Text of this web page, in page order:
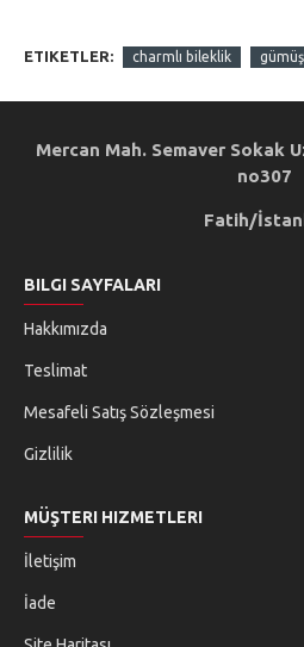
ETIKETLER: charmlı bileklik gümüş
Mercan Mah. Semaver Sokak
no307
Fatih/
BILGI SAYFALARI
Hakkımızda
Teslimat
Mesafeli Satış Sözleşmesi
Gizlilik
MÜŞTERI HIZMETLERI
İletişim
İade